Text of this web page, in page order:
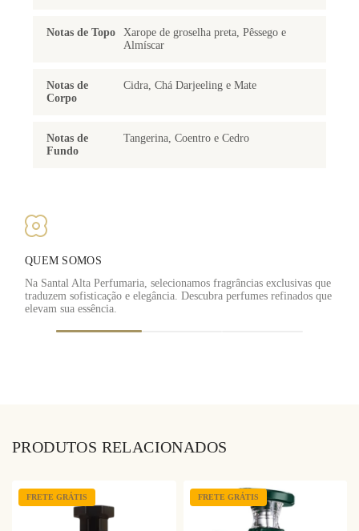
Notas de Topo
Xarope de groselha preta, Pêssego e
Almíscar
Notas de
Corpo
Cidra, Chá Darjeeling e Mate
Notas de
Fundo
Tangerina, Coentro e Cedro
QUEM SOMOS
Na Santal Alta Perfumaria, selecionamos fragrâncias exclusivas que
traduzem sofisticação e elegância. Descubra perfumes refinados que
elevam sua essência.
PRODUTOS RELACIONADOS
FRETE GRÁTIS FRETE GRÁTIS